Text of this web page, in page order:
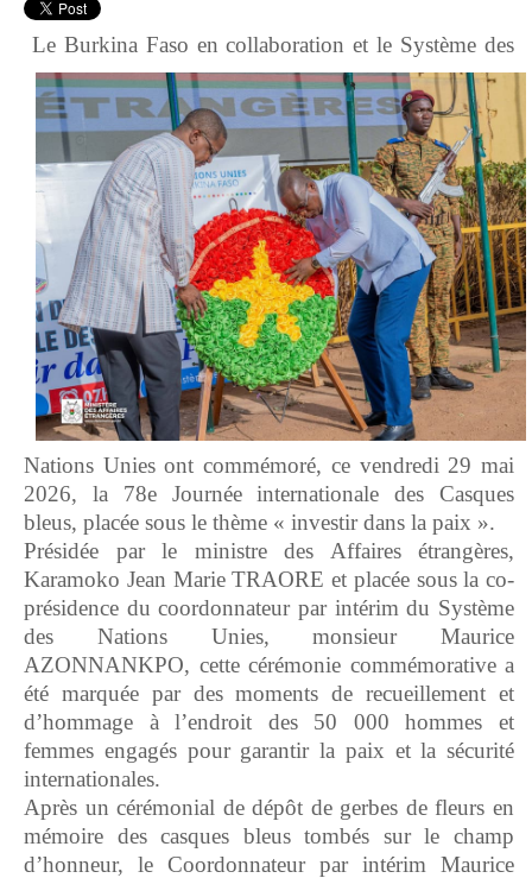
Le Burkina Faso en collaboration et le Système des
Nations Unies ont commémoré, ce vendredi 29 mai
2026, la 78e Journée internationale des Casques
bleus, placée sous le thème « investir dans la paix ».
Présidée par le ministre des Affaires étrangères,
Karamoko Jean Marie TRAORE et placée sous la co-
présidence du coordonnateur par intérim du Système
des Nations Unies, monsieur Maurice
AZONNANKPO, cette cérémonie commémorative a
été marquée par des moments de recueillement et
d’hommage à l’endroit des 50 000 hommes et
femmes engagés pour garantir la paix et la sécurité
internationales.
Après un cérémonial de dépôt de gerbes de fleurs en
mémoire des casques bleus tombés sur le champ
d’honneur, le Coordonnateur par intérim Maurice